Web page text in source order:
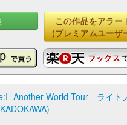
この作品をアラー
(プレミアムユーザ
Another World Tour ライ